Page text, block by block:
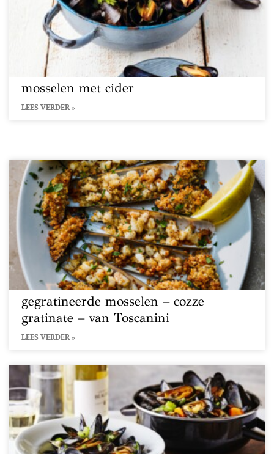
mosselen met cider
LEES VERDER »
gegratineerde mosselen – cozze
gratinate – van Toscanini
LEES VERDER »